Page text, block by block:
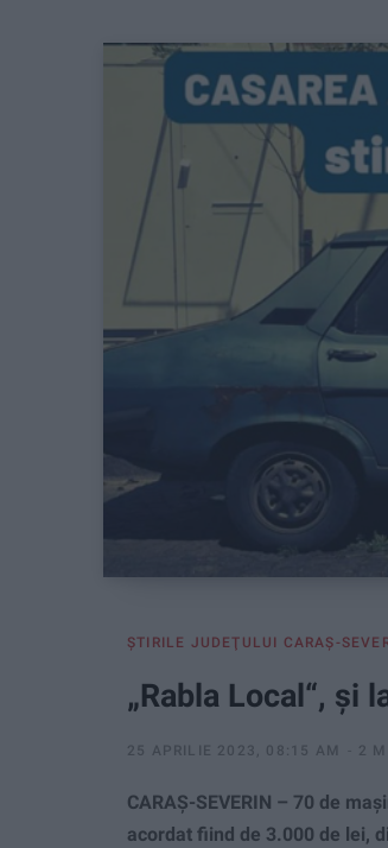
ŞTIRILE JUDEŢULUI CARAŞ-
„Rabla Local“, şi
25 APRILIE 2023, 08:15 AM 2
CARAŞ-SEVERIN – 70 de
acordat fiind de 3.000 de lei,